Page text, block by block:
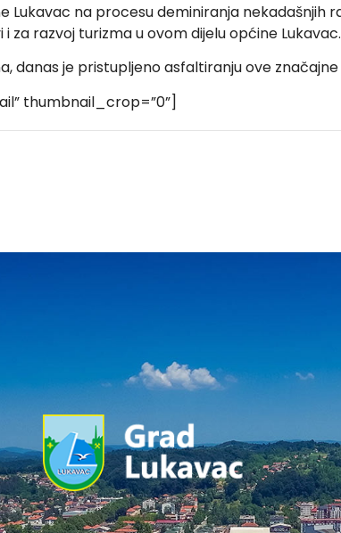
na procesu deminiranja nekadašnjih
razvoj turizma u ovom dijelu općine Lukavac.
danas je pristupljeno asfaltiranju ove
thumbnail_crop=”0”]